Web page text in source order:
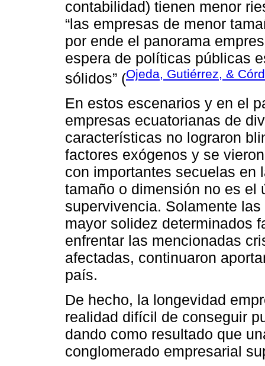
contabilidad) tienen menor
“las empresas de menor
por ende el panorama
espera de políticas públicas
sólidos” (Ojeda, Gutiérrez, &
En estos escenarios y en el
empresas ecuatorianas de
características no lograron
factores exógenos y se
con importantes secuelas en
tamaño o dimensión no es el
supervivencia. Solamente
mayor solidez determinados
enfrentar las mencionadas
afectadas, continuaron
país.
De hecho, la longevidad
realidad difícil de conseguir
dando como resultado que
conglomerado empresarial